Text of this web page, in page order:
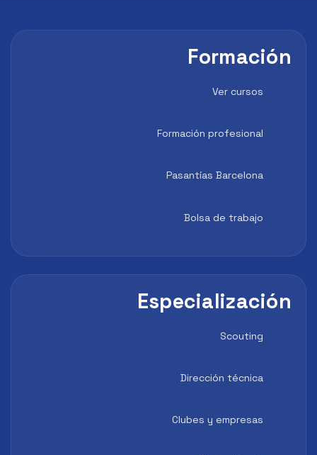
Formación
Ver cursos
Formación profesional
Pasantías Barcelona
Bolsa de trabajo
Especialización
Scouting
Dirección técnica
Clubes y empresas